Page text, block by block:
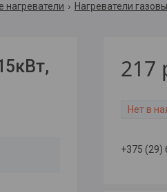
нагреватели Нагреватели
217
Нет в
+375 (29)